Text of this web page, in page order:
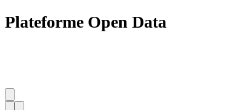
Plateforme Open Data